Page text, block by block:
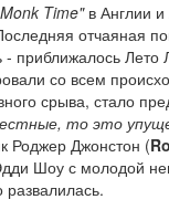
Time"в Англии и
отчаяная
приближалось Лето
со всем
срыва, стало
то это
Роджер Джонстон (
Шоу с молодой